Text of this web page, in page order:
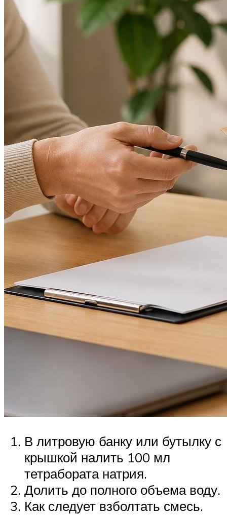
В литровую банку или бутылку с
крышкой налить 100 мл
тетрабората натрия.
Долить до полного объема воду.
Как следует взболтать смесь.